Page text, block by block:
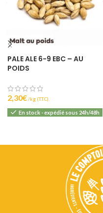
PALE ALE 6-9 EBC – AU
POIDS
2,30€ (T.T.C).
En stock - expédié sous 24h/48h